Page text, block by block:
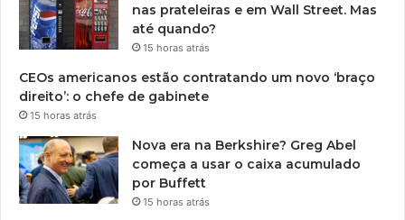
nas prateleiras e em Wall Street. Mas
até quando?
15 horas atrás
CEOs americanos estão contratando um novo ‘braço
direito’: o chefe de gabinete
15 horas atrás
Nova era na Berkshire? Greg Abel
começa a usar o caixa acumulado
por Buffett
15 horas atrás